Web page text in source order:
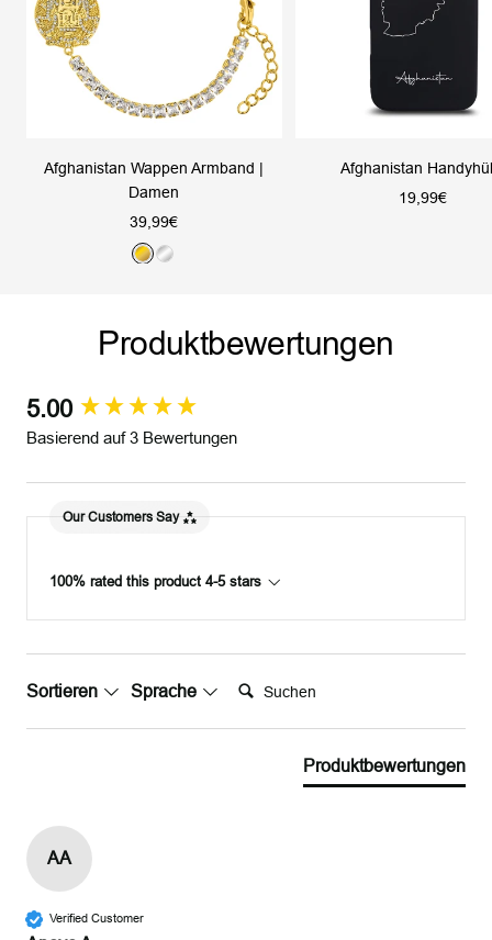
Afghanistan Wappen Armband |
Damen
Angebotspreis
39,99€
G
d
S
b
Afghanistan
19,99€
Produktbewertungen
5.00
Basierend auf 3 Bewertungen
Our Customers Say
100% rated this product 4-5 stars
Sortieren Sprache Suchen:
Produktbewertungen
AA
Verified Customer
New content loaded